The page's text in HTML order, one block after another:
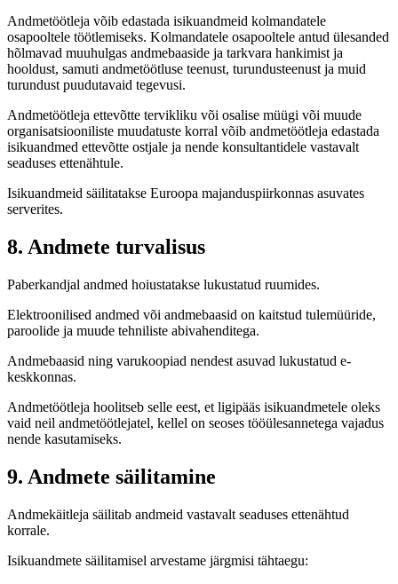
Andmetöötleja võib edastada isikuandmeid kolmandatele
osapooltele töötlemiseks. Kolmandatele osapooltele antud ülesanded
hõlmavad muuhulgas andmebaaside ja tarkvara hankimist ja
hooldust, samuti andmetöötluse teenust, turundusteenust ja muid
turundust puudutavaid tegevusi.
Andmetöötleja ettevõtte tervikliku või osalise müügi või muude
organisatsiooniliste muudatuste korral võib andmetöötleja edastada
isikuandmed ettevõtte ostjale ja nende konsultantidele vastavalt
seaduses ettenähtule.
Isikuandmeid säilitatakse Euroopa majanduspiirkonnas asuvates
serverites.
8. Andmete turvalisus
Paberkandjal andmed hoiustatakse lukustatud ruumides.
Elektroonilised andmed või andmebaasid on kaitstud tulemüüride,
paroolide ja muude tehniliste abivahenditega.
Andmebaasid ning varukoopiad nendest asuvad lukustatud e-
keskkonnas.
Andmetöötleja hoolitseb selle eest, et ligipääs isikuandmetele oleks
vaid neil andmetöötlejatel, kellel on seoses tööülesannetega vajadus
nende kasutamiseks.
9. Andmete säilitamine
Andmekäitleja säilitab andmeid vastavalt seaduses ettenähtud
korrale.
Isikuandmete säilitamisel arvestame järgmisi tähtaegu: